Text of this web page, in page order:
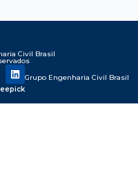
Civil Brasil
Grupo Engenharia Civil Brasil